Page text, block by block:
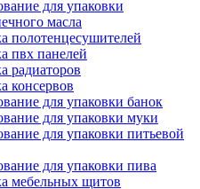
для упаковки
масла
полотенцесушителей
пвх панелей
радиаторов
консервов
для упаковки банок
для упаковки муки
для упаковки питьевой
для упаковки пива
мебельных щитов